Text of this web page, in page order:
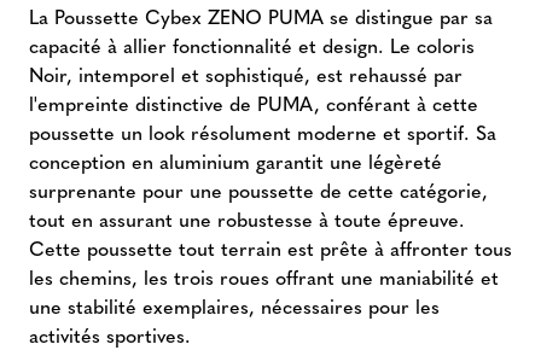
La Poussette Cybex ZENO PUMA se distingue par sa
capacité à allier fonctionnalité et design. Le coloris
Noir, intemporel et sophistiqué, est rehaussé par
l'empreinte distinctive de PUMA, conférant à cette
poussette un look résolument moderne et sportif. Sa
conception en aluminium garantit une légèreté
surprenante pour une poussette de cette catégorie,
tout en assurant une robustesse à toute épreuve.
Cette poussette tout terrain est prête à affronter tous
les chemins, les trois roues offrant une maniabilité et
une stabilité exemplaires, nécessaires pour les
activités sportives.